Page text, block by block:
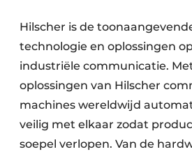
Hilscher is de
technologie en oplossingen
industriële communicatie.
oplossingen van Hilscher
machines wereldwijd
veilig met elkaar zodat
soepel verlopen. Van de